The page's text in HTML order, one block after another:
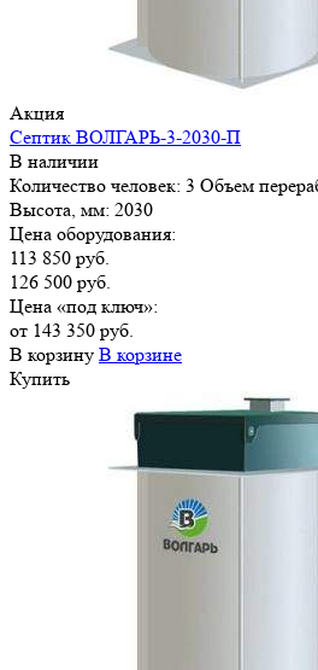
Акция
Септик ВОЛГАРЬ-3-2030-П
В наличии
Количество человек: 3 Объем
Высота, мм: 2030
Цена оборудования:
113 850 руб.
126 500 руб.
Цена «под ключ»:
от 143 350 руб.
В корзину В корзине
Купить